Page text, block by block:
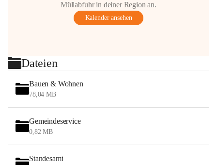
Müllabfuhr in deiner Region an.
Kalender ansehen
Dateien
Bauen & Wohnen
78,04 MB
Gemeindeservice
0,82 MB
Standesamt